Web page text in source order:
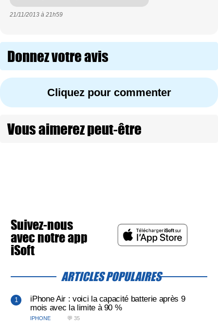
21/11/2013 à 21h59
Donnez votre avis
Cliquez pour commenter
Vous aimerez peut-être
Suivez-nous
avec notre app
iSoft
ARTICLES POPULAIRES
iPhone Air : voici la capacité batterie après 9
mois avec la limite à 90 %
IPHONE 💬 35